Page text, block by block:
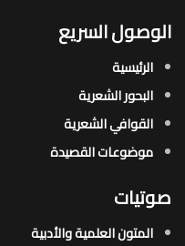
الوصول السريع
الرئيسية
البحور الشعرية​
القوافي الشعرية​
موضوعات القصيدة​
صوتيات
المتون العلمية والأدبية